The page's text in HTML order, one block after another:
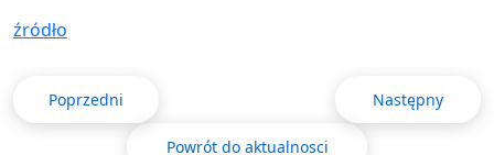
źródło
Poprzedni Następny
Powrót do aktualnosci